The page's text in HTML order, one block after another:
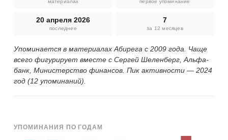
20 апреля 2026
последнее
7
за 12 месяцев
Упоминается в материалах Абирега с 2009 года. Чаще
всего фигурирует вместе с Сергей Шеленберг, Альфа-
банк, Министерство финансов. Пик активности — 2024
год (12 упоминаний).
УПОМИНАНИЯ ПО ГОДАМ